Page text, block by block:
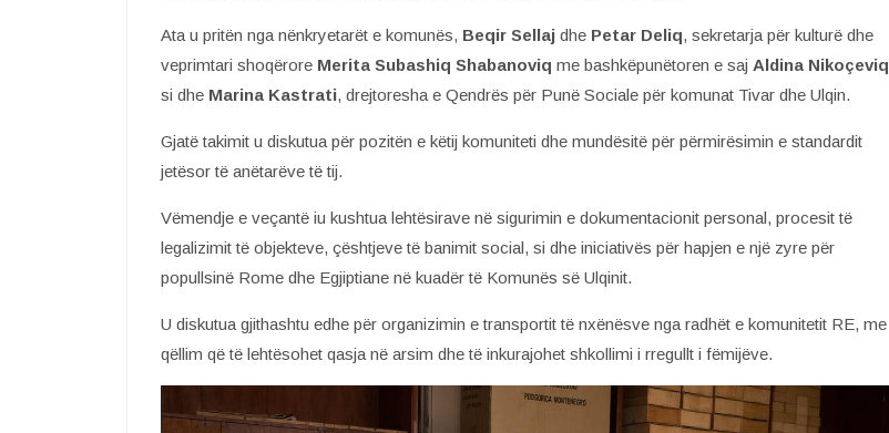
Ata u pritën nga nënkryetarët e komunës, Beqir Sellaj dhe Petar Deliq, sekretarja për kulturë dhe
veprimtari shoqërore Merita Subashiq Shabanoviq me bashkëpunëtoren e saj Aldina Nikoçeviq
si dhe Marina Kastrati, drejtoresha e Qendrës për Punë Sociale për komunat Tivar dhe Ulqin.
Gjatë takimit u diskutua për pozitën e këtij komuniteti dhe mundësitë për përmirësimin e standardit
jetësor të anëtarëve të tij.
Vëmendje e veçantë iu kushtua lehtësirave në sigurimin e dokumentacionit personal, procesit të
legalizimit të objekteve, çështjeve të banimit social, si dhe iniciativës për hapjen e një zyre për
popullsinë Rome dhe Egjiptiane në kuadër të Komunës së Ulqinit.
U diskutua gjithashtu edhe për organizimin e transportit të nxënësve nga radhët e komunitetit RE, me
qëllim që të lehtësohet qasja në arsim dhe të inkurajohet shkollimi i rregullt i fëmijëve.